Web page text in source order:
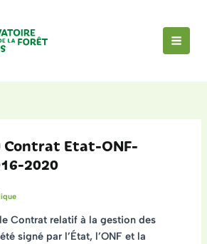
Contrat Etat-ONF-
2020
Contrat relatif à la gestion des
signé par l’État, l’ONF et la